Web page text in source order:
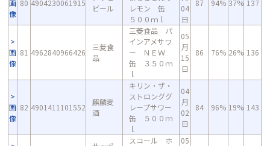
画
像
80 4904230061915
ビール
レモン 缶
５００ｍｌ
04
日
87 94% 37% 137
画
像
81 4962840966426
三菱食
品
三菱食品 パ
インアメサワ
ー ＮＥＷ
缶 ３５０ｍ
ｌ
05
月
15
日
86 76% 26% 136
画
像
82 4901411101552
麒麟麦
酒
キリン・ザ・
ストロンググ
レープサワー
缶 ５００ｍ
ｌ
04
月
02
日
84 96% 19% 143
スコール ホ
05